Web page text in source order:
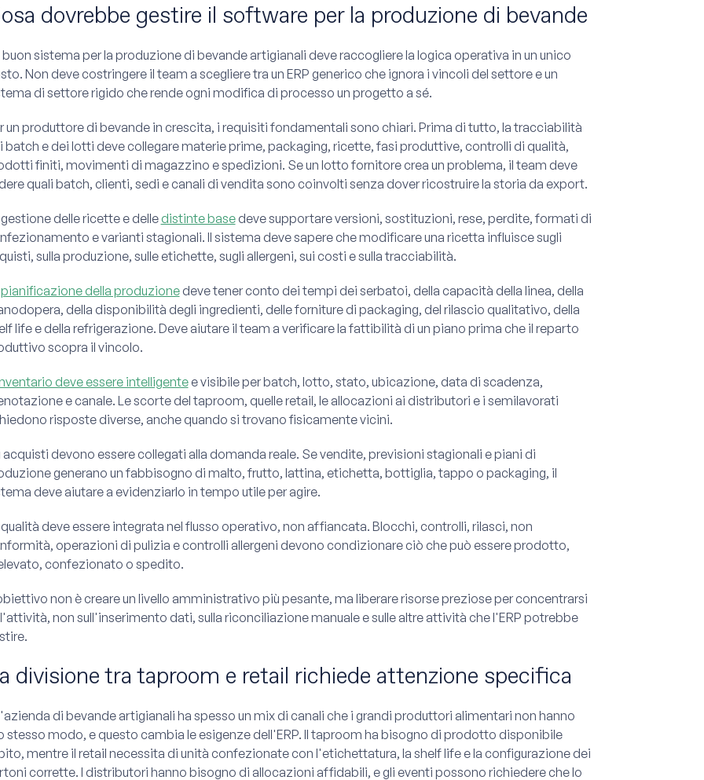
dovrebbe gestire il software per la produzione di bevande
buon sistema per la produzione di bevande artigianali deve raccogliere la logica operativa in un unico
Non deve costringere il team a scegliere tra un ERP generico che ignora i vincoli del settore e un
di settore rigido che rende ogni modifica di processo un progetto a sé.
un produttore di bevande in crescita, i requisiti fondamentali sono chiari. Prima di tutto, la tracciabilità
batch e dei lotti deve collegare materie prime, packaging, ricette, fasi produttive, controlli di qualità,
finiti, movimenti di magazzino e spedizioni. Se un lotto fornitore crea un problema, il team deve
quali batch, clienti, sedi e canali di vendita sono coinvolti senza dover ricostruire la storia da export.
delle ricette e delledistinte basedeve supportare versioni, sostituzioni, rese, perdite, formati di
e varianti stagionali. Il sistema deve sapere che modificare una ricetta influisce sugli
sulla produzione, sulle etichette, sugli allergeni, sui costi e sulla tracciabilità.
pianificazione della produzionedeve tener conto dei tempi dei serbatoi, della capacità della linea, della
della disponibilità degli ingredienti, delle forniture di packaging, del rilascio qualitativo, della
life e della refrigerazione. Deve aiutare il team a verificare la fattibilità di un piano prima che il reparto
scopra il vincolo.
deve essere intelligentee visibile per batch, lotto, stato, ubicazione, data di scadenza,
e canale. Le scorte del taproom, quelle retail, le allocazioni ai distributori e i semilavorati
risposte diverse, anche quando si trovano fisicamente vicini.
acquisti devono essere collegati alla domanda reale. Se vendite, previsioni stagionali e piani di
generano un fabbisogno di malto, frutto, lattina, etichetta, bottiglia, tappo o packaging, il
deve aiutare a evidenziarlo in tempo utile per agire.
deve essere integrata nel flusso operativo, non affiancata. Blocchi, controlli, rilasci, non
operazioni di pulizia e controlli allergeni devono condizionare ciò che può essere prodotto,
confezionato o spedito.
non è creare un livello amministrativo più pesante, ma liberare risorse preziose per concentrarsi
non sull'inserimento dati, sulla riconciliazione manuale e sulle altre attività che l'ERP potrebbe
divisione tra taproom e retail richiede attenzione specifica
di bevande artigianali ha spesso un mix di canali che i grandi produttori alimentari non hanno
stesso modo, e questo cambia le esigenze dell'ERP. Il taproom ha bisogno di prodotto disponibile
mentre il retail necessita di unità confezionate con l'etichettatura, la shelf life e la configurazione dei
corrette. I distributori hanno bisogno di allocazioni affidabili, e gli eventi possono richiedere che lo